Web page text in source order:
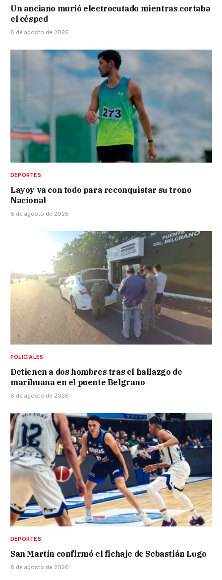
Un anciano murió electrocutado mientras cortaba
el césped
8 de agosto de 2026
DEPORTES
Layoy va con todo para reconquistar su trono
Nacional
8 de agosto de 2026
POLICIALES
Detienen a dos hombres tras el hallazgo de
marihuana en el puente Belgrano
8 de agosto de 2026
DEPORTES
San Martín confirmó el fichaje de Sebastián Lugo
8 de agosto de 2026